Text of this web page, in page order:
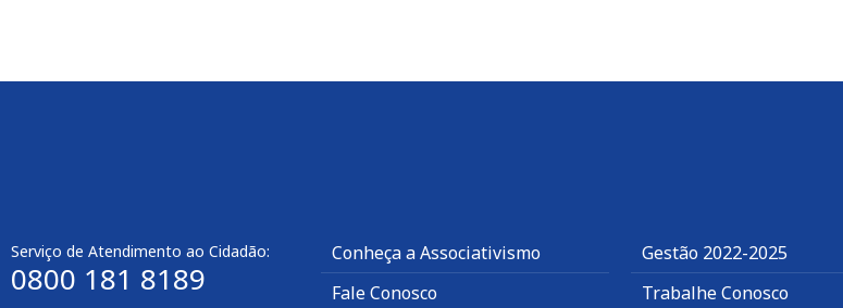
Serviço de Atendimento ao Cidadão:
0800 181 8189
Conheça a Associativismo
Fale Conosco
Gestão 2022-2025
Trabalhe Conosco